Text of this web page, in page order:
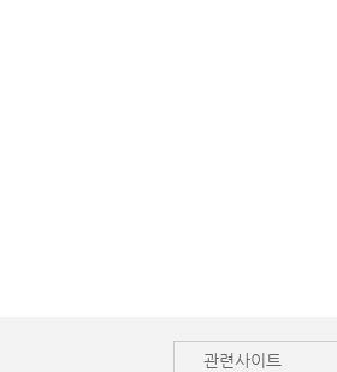
관련사이트